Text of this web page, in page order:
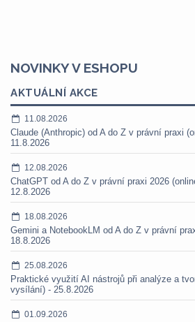
NOVINKY V ESHOPU
AKTUÁLNÍ AKCE
11.08.2026
Claude (Anthropic) od A do Z v právní praxi
11.8.2026
12.08.2026
ChatGPT od A do Z v právní praxi 2026
12.8.2026
18.08.2026
Gemini a NotebookLM od A do Z v právní
18.8.2026
25.08.2026
Praktické využití AI nástrojů při analýze a
vysílání) - 25.8.2026
01.09.2026